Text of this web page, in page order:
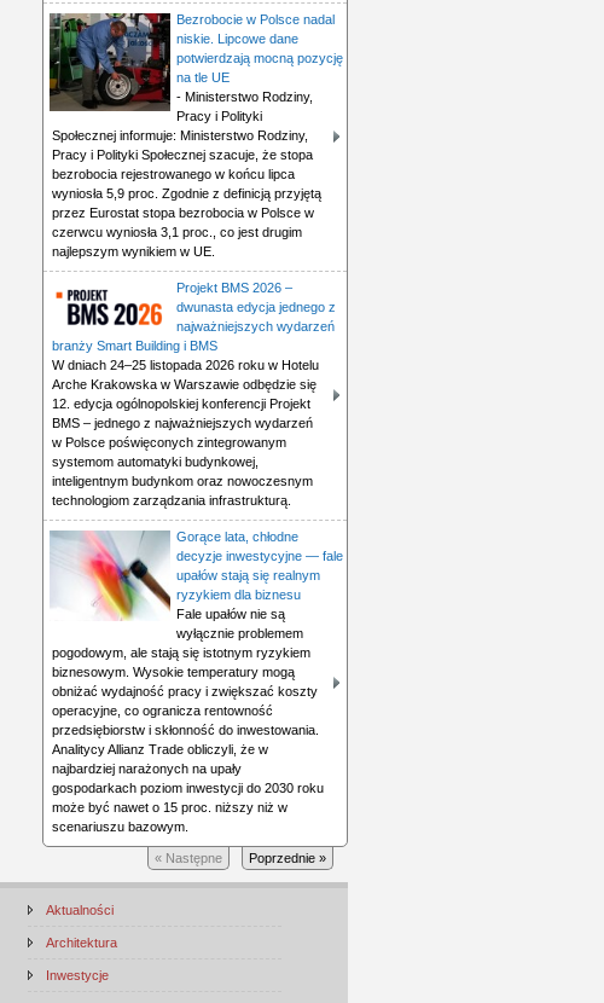
Bezrobocie w Polsce nadal
niskie. Lipcowe dane
potwierdzają mocną pozycję
na tle UE
- Ministerstwo Rodziny,
Pracy i Polityki
Społecznej informuje: Ministerstwo Rodziny,
Pracy i Polityki Społecznej szacuje, że stopa
bezrobocia rejestrowanego w końcu lipca
wyniosła 5,9 proc. Zgodnie z definicją przyjętą
przez Eurostat stopa bezrobocia w Polsce w
czerwcu wyniosła 3,1 proc., co jest drugim
najlepszym wynikiem w UE.
Projekt BMS 2026 –
dwunasta edycja jednego z
najważniejszych wydarzeń
branży Smart Building i BMS
W dniach 24–25 listopada 2026 roku w Hotelu
Arche Krakowska w Warszawie odbędzie się
12. edycja ogólnopolskiej konferencji Projekt
BMS – jednego z najważniejszych wydarzeń
w Polsce poświęconych zintegrowanym
systemom automatyki budynkowej,
inteligentnym budynkom oraz nowoczesnym
technologiom zarządzania infrastrukturą.
Gorące lata, chłodne
decyzje inwestycyjne — fale
upałów stają się realnym
ryzykiem dla biznesu
Fale upałów nie są
wyłącznie problemem
pogodowym, ale stają się istotnym ryzykiem
biznesowym. Wysokie temperatury mogą
obniżać wydajność pracy i zwiększać koszty
operacyjne, co ogranicza rentowność
przedsiębiorstw i skłonność do inwestowania.
Analitycy Allianz Trade obliczyli, że w
najbardziej narażonych na upały
gospodarkach poziom inwestycji do 2030 roku
może być nawet o 15 proc. niższy niż w
scenariuszu bazowym.
Poprzednie »
« Następne
Aktualności
Architektura
Inwestycje